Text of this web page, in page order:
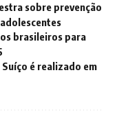
sobre prevenção
brasileiros para
é realizado em